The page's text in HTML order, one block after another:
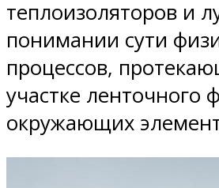
теплоизоляторов и
понимании сути
процессов,
участке ленточного
окружающих